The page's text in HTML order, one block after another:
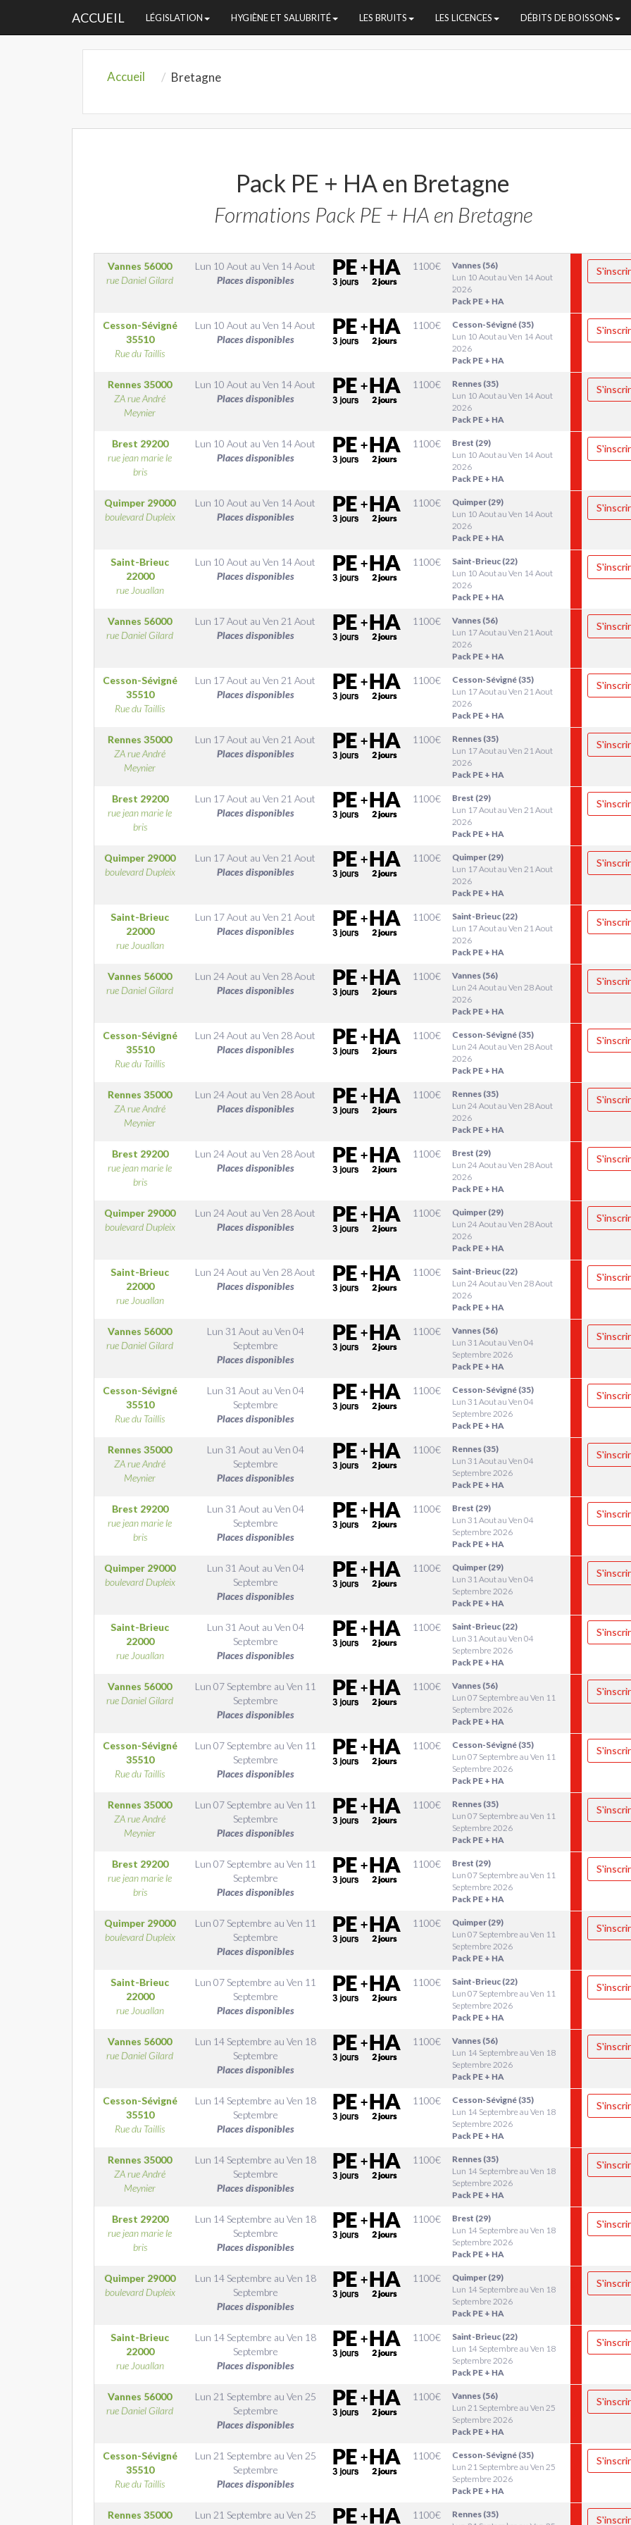
ACCUEIL LÉGISLATION HYGIÈNE ET SALUBRITÉ LES BRUITS LES LICENCES DÉBITS DE BOISSONS
Accueil Bretagne
Pack PE + HA en Bretagne
Formations Pack PE + HA en Bretagne
Vannes 56000
rue Daniel Gilard
Lun 10 Aout au Ven 14 Aout
Places disponibles
1100€
Vannes (56)
Lun 10 Aout au Ven 14 Aout
2026
Pack PE + HA
Cesson-Sévigné
35510
Rue du Taillis
Lun 10 Aout au Ven 14 Aout
Places disponibles
1100€
Cesson-Sévigné (35)
Lun 10 Aout au Ven 14 Aout
2026
Pack PE + HA
Rennes 35000
ZA rue André
Meynier
Lun 10 Aout au Ven 14 Aout
Places disponibles
1100€
Rennes (35)
Lun 10 Aout au Ven 14 Aout
2026
Pack PE + HA
Brest 29200
rue jean marie le
bris
Lun 10 Aout au Ven 14 Aout
Places disponibles
1100€
Brest (29)
Lun 10 Aout au Ven 14 Aout
2026
Pack PE + HA
Quimper 29000
boulevard Dupleix
Lun 10 Aout au Ven 14 Aout
Places disponibles
1100€
Quimper (29)
Lun 10 Aout au Ven 14 Aout
2026
Pack PE + HA
Saint-Brieuc
22000
rue Jouallan
Lun 10 Aout au Ven 14 Aout
Places disponibles
1100€
Saint-Brieuc (22)
Lun 10 Aout au Ven 14 Aout
2026
Pack PE + HA
Vannes 56000
rue Daniel Gilard
Lun 17 Aout au Ven 21 Aout
Places disponibles
1100€
Vannes (56)
Lun 17 Aout au Ven 21 Aout
2026
Pack PE + HA
Cesson-Sévigné
35510
Rue du Taillis
Lun 17 Aout au Ven 21 Aout
Places disponibles
1100€
Cesson-Sévigné (35)
Lun 17 Aout au Ven 21 Aout
2026
Pack PE + HA
Rennes 35000
ZA rue André
Meynier
Lun 17 Aout au Ven 21 Aout
Places disponibles
1100€
Rennes (35)
Lun 17 Aout au Ven 21 Aout
2026
Pack PE + HA
Brest 29200
rue jean marie le
bris
Lun 17 Aout au Ven 21 Aout
Places disponibles
1100€
Brest (29)
Lun 17 Aout au Ven 21 Aout
2026
Pack PE + HA
Quimper 29000
boulevard Dupleix
Lun 17 Aout au Ven 21 Aout
Places disponibles
1100€
Quimper (29)
Lun 17 Aout au Ven 21 Aout
2026
Pack PE + HA
Saint-Brieuc
22000
rue Jouallan
Lun 17 Aout au Ven 21 Aout
Places disponibles
1100€
Saint-Brieuc (22)
Lun 17 Aout au Ven 21 Aout
2026
Pack PE + HA
Vannes 56000
rue Daniel Gilard
Lun 24 Aout au Ven 28 Aout
Places disponibles
1100€
Vannes (56)
Lun 24 Aout au Ven 28 Aout
2026
Pack PE + HA
Cesson-Sévigné
35510
Rue du Taillis
Lun 24 Aout au Ven 28 Aout
Places disponibles
1100€
Cesson-Sévigné (35)
Lun 24 Aout au Ven 28 Aout
2026
Pack PE + HA
Rennes 35000
ZA rue André
Meynier
Lun 24 Aout au Ven 28 Aout
Places disponibles
1100€
Rennes (35)
Lun 24 Aout au Ven 28 Aout
2026
Pack PE + HA
Brest 29200
rue jean marie le
bris
Lun 24 Aout au Ven 28 Aout
Places disponibles
1100€
Brest (29)
Lun 24 Aout au Ven 28 Aout
2026
Pack PE + HA
Quimper 29000
boulevard Dupleix
Lun 24 Aout au Ven 28 Aout
Places disponibles
1100€
Quimper (29)
Lun 24 Aout au Ven 28 Aout
2026
Pack PE + HA
Saint-Brieuc
22000
rue Jouallan
Lun 24 Aout au Ven 28 Aout
Places disponibles
1100€
Saint-Brieuc (22)
Lun 24 Aout au Ven 28 Aout
2026
Pack PE + HA
Vannes 56000
rue Daniel Gilard
Lun 31 Aout au Ven 04
Septembre
Places disponibles
1100€
Vannes (56)
Lun 31 Aout au Ven 04
Septembre 2026
Pack PE + HA
Cesson-Sévigné
35510
Rue du Taillis
Lun 31 Aout au Ven 04
Septembre
Places disponibles
1100€
Cesson-Sévigné (35)
Lun 31 Aout au Ven 04
Septembre 2026
Pack PE + HA
Rennes 35000
ZA rue André
Meynier
Lun 31 Aout au Ven 04
Septembre
Places disponibles
1100€
Rennes (35)
Lun 31 Aout au Ven 04
Septembre 2026
Pack PE + HA
Brest 29200
rue jean marie le
bris
Lun 31 Aout au Ven 04
Septembre
Places disponibles
1100€
Brest (29)
Lun 31 Aout au Ven 04
Septembre 2026
Pack PE + HA
Quimper 29000
boulevard Dupleix
Lun 31 Aout au Ven 04
Septembre
Places disponibles
1100€
Quimper (29)
Lun 31 Aout au Ven 04
Septembre 2026
Pack PE + HA
Saint-Brieuc
22000
rue Jouallan
Lun 31 Aout au Ven 04
Septembre
Places disponibles
1100€
Saint-Brieuc (22)
Lun 31 Aout au Ven 04
Septembre 2026
Pack PE + HA
Vannes 56000
rue Daniel Gilard
Lun 07 Septembre au Ven 11
Septembre
Places disponibles
1100€
Vannes (56)
Lun 07 Septembre au Ven 11
Septembre 2026
Pack PE + HA
Cesson-Sévigné
35510
Rue du Taillis
Lun 07 Septembre au Ven 11
Septembre
Places disponibles
1100€
Cesson-Sévigné (35)
Lun 07 Septembre au Ven 11
Septembre 2026
Pack PE + HA
Rennes 35000
ZA rue André
Meynier
Lun 07 Septembre au Ven 11
Septembre
Places disponibles
1100€
Rennes (35)
Lun 07 Septembre au Ven 11
Septembre 2026
Pack PE + HA
Brest 29200
rue jean marie le
bris
Lun 07 Septembre au Ven 11
Septembre
Places disponibles
1100€
Brest (29)
Lun 07 Septembre au Ven 11
Septembre 2026
Pack PE + HA
Quimper 29000
boulevard Dupleix
Lun 07 Septembre au Ven 11
Septembre
Places disponibles
1100€
Quimper (29)
Lun 07 Septembre au Ven 11
Septembre 2026
Pack PE + HA
Saint-Brieuc
22000
rue Jouallan
Lun 07 Septembre au Ven 11
Septembre
Places disponibles
1100€
Saint-Brieuc (22)
Lun 07 Septembre au Ven 11
Septembre 2026
Pack PE + HA
Vannes 56000
rue Daniel Gilard
Lun 14 Septembre au Ven 18
Septembre
Places disponibles
1100€
Vannes (56)
Lun 14 Septembre au Ven 18
Septembre 2026
Pack PE + HA
Cesson-Sévigné
35510
Rue du Taillis
Lun 14 Septembre au Ven 18
Septembre
Places disponibles
1100€
Cesson-Sévigné (35)
Lun 14 Septembre au Ven 18
Septembre 2026
Pack PE + HA
Rennes 35000
ZA rue André
Meynier
Lun 14 Septembre au Ven 18
Septembre
Places disponibles
1100€
Rennes (35)
Lun 14 Septembre au Ven 18
Septembre 2026
Pack PE + HA
Brest 29200
rue jean marie le
bris
Lun 14 Septembre au Ven 18
Septembre
Places disponibles
1100€
Brest (29)
Lun 14 Septembre au Ven 18
Septembre 2026
Pack PE + HA
Quimper 29000
boulevard Dupleix
Lun 14 Septembre au Ven 18
Septembre
Places disponibles
1100€
Quimper (29)
Lun 14 Septembre au Ven 18
Septembre 2026
Pack PE + HA
Saint-Brieuc
22000
rue Jouallan
Lun 14 Septembre au Ven 18
Septembre
Places disponibles
1100€
Saint-Brieuc (22)
Lun 14 Septembre au Ven 18
Septembre 2026
Pack PE + HA
Vannes 56000
rue Daniel Gilard
Lun 21 Septembre au Ven 25
Septembre
Places disponibles
1100€
Vannes (56)
Lun 21 Septembre au Ven 25
Septembre 2026
Pack PE + HA
Cesson-Sévigné
35510
Rue du Taillis
Lun 21 Septembre au Ven 25
Septembre
Places disponibles
1100€
Cesson-Sévigné (35)
Lun 21 Septembre au Ven 25
Septembre 2026
Pack PE + HA
Rennes 35000
Lun 21 Septembre au Ven 25
1100€
Rennes (35)